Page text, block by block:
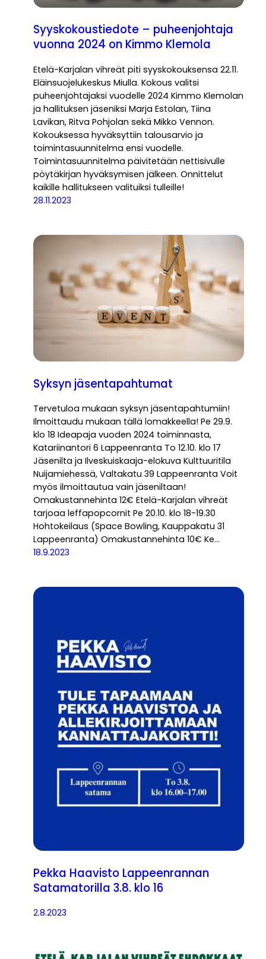
Syyskokoustiedote – puheenjohtaja
vuonna 2024 on Kimmo Klemola
Etelä-Karjalan vihreät piti syyskokouksensa 22.11.
Eläinsuojelukeskus Miulla. Kokous valitsi
puheenjohtajaksi vuodelle 2024 Kimmo Klemolan
ja hallituksen jäseniksi Marja Estolan, Tiina
Lavikan, Ritva Pohjolan sekä Mikko Vennon.
Kokouksessa hyväksyttiin talousarvio ja
toimintasuunnitelma ensi vuodelle.
Toimintasuunnitelma päivitetään nettisivulle
pöytäkirjan hyväksymisen jälkeen. Onnittelut
kaikille hallitukseen valituiksi tulleille!
28.11.2023
Syksyn jäsentapahtumat
Tervetuloa mukaan syksyn jäsentapahtumiin!
Ilmoittaudu mukaan tällä lomakkeella! Pe 29.9.
klo 18 Ideapaja vuoden 2024 toiminnasta,
Katariinantori 6 Lappeenranta To 12.10. klo 17
Jäsenilta ja Ilveskuiskaaja-elokuva Kulttuuritila
Nuijamiehessä, Valtakatu 39 Lappeenranta Voit
myös ilmoittautua vain jäseniltaan!
Omakustannehinta 12€ Etelä-Karjalan vihreät
tarjoaa leffapopcornit Pe 20.10. klo 18-19.30
Hohtokeilaus (Space Bowling, Kauppakatu 31
Lappeenranta) Omakustannehinta 10€ Ke…
18.9.2023
Pekka Haavisto Lappeenrannan
Satamatorilla 3.8. klo 16
2.8.2023